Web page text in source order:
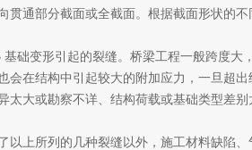
贯通部分截面或全截面。根据截面形状的不
变形引起的裂缝。桥梁工程一般跨度大
会在结构中引起较大的附加应力，一旦超
太大或勘察不详、结构荷载或基础类型差别
上所列的几种裂缝以外，施工材料缺陷、